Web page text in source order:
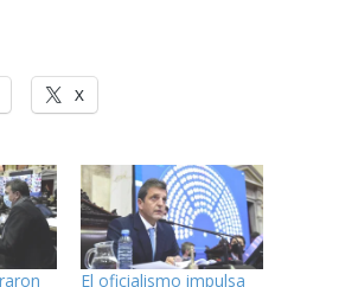
X
El oficialismo impulsa